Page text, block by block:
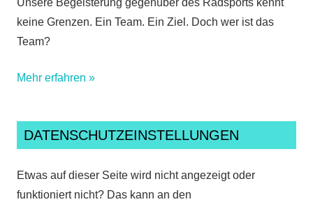
Unsere Begeisterung gegenüber des Radsports kennt
keine Grenzen. Ein Team. Ein Ziel. Doch wer ist das
Team?
Mehr erfahren »
DATENSCHUTZEINSTELLUNGEN
Etwas auf dieser Seite wird nicht angezeigt oder
funktioniert nicht? Das kann an den